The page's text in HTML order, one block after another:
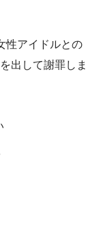
性アイドルとの
出して謝罪しま